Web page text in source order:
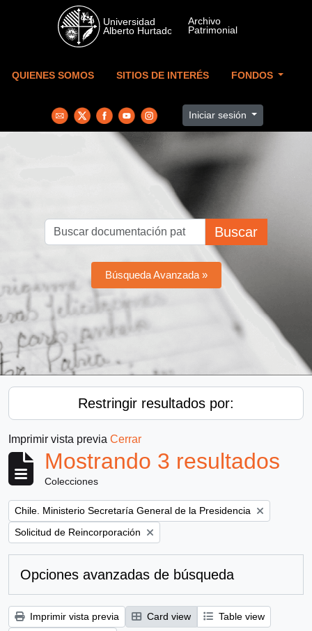
Skip to main content
QUIENES SOMOS SITIOS DE INTERÉS FONDOS
Iniciar sesión
Buscar
Búsqueda Avanzada »
Restringir resultados por:
Imprimir vista previa Cerrar
Mostrando 3 resultados
Colecciones
Remove filter:
Chile. Ministerio Secretaría General de la Presidencia
Remove filter:
Solicitud de Reincorporación
Opciones avanzadas de búsqueda
Imprimir vista previa Card view
Table view